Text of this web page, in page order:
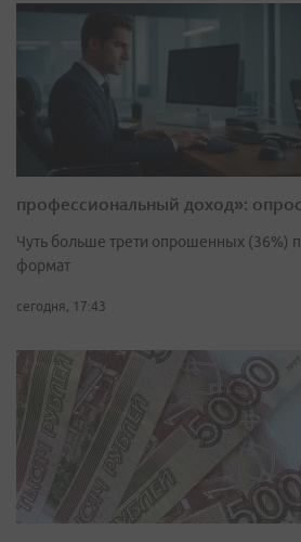
профессиональный доход»: опрос
Чуть больше трети опрошенных (36%)
формат
сегодня, 17:43